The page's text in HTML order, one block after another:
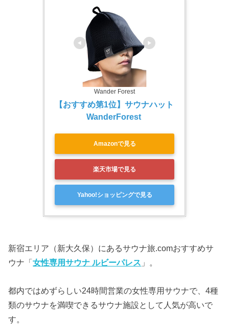
Wander Forest
【おすすめ第1位】サウナハット
WanderForest
Amazonで見る
楽天市場で見る
Yahoo!ショッピングで見る
新宿エリア（新大久保）にあるサウナ旅.comおすすめサ
ウナ「女性専用サウナ ルビーパレス 」。
都内ではめずらしい24時間営業の女性専用サウナで、4種
類のサウナを満喫できるサウナ施設として人気が高いで
す。